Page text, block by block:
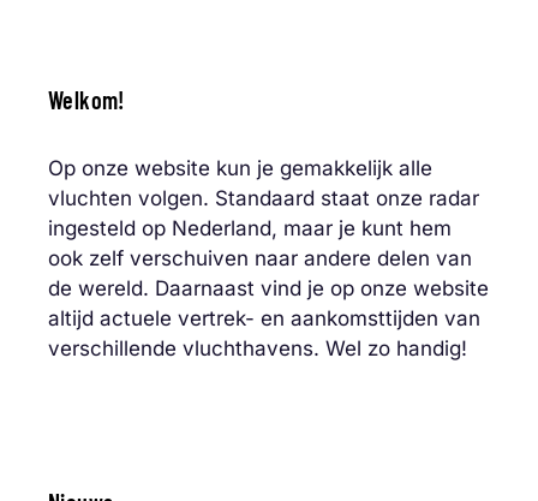
Welkom!
Op onze website kun je gemakkelijk alle
vluchten volgen. Standaard staat onze radar
ingesteld op Nederland, maar je kunt hem
ook zelf verschuiven naar andere delen van
de wereld. Daarnaast vind je op onze website
altijd actuele vertrek- en aankomsttijden van
verschillende vluchthavens. Wel zo handig!